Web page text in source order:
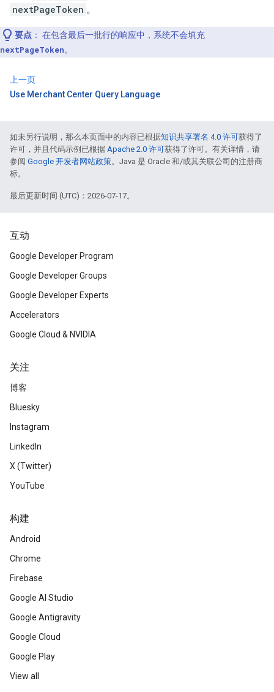
nextPageToken 。
要点 ： 在包含最后一批行的响应中，系统不会填充
nextPageToken。
上一页
Use Merchant Center Query Language
如未另行说明，那么本页面中的内容已根据知识共享署名 4.0 许可获得了
许可，并且代码示例已根据 Apache 2.0 许可获得了许可。有关详情，请
参阅 Google 开发者网站政策。Java 是 Oracle 和/或其关联公司的注册商
标。
最后更新时间 (UTC)：2026-07-17。
互动
Google Developer Program
Google Developer Groups
Google Developer Experts
Accelerators
Google Cloud & NVIDIA
关注
博客
Bluesky
Instagram
LinkedIn
X (Twitter)
YouTube
构建
Android
Chrome
Firebase
Google AI Studio
Google Antigravity
Google Cloud
Google Play
View all